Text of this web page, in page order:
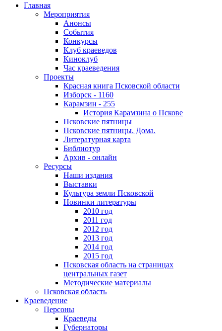
Главная
Мероприятия
Анонсы
События
Конкурсы
Клуб краеведов
Киноклуб
Час краеведения
Проекты
Красная книга Псковской области
Изборск - 1160
Карамзин - 255
История Карамзина о Пскове
Псковские пятницы
Псковские пятницы. Дома.
Литературная карта
Библиотур
Архив - онлайн
Ресурсы
Наши издания
Выставки
Культура земли Псковской
Новинки литературы
2010 год
2011 год
2012 год
2013 год
2014 год
2015 год
Псковская область на страницах
центральных газет
Методические материалы
Псковская область
Краеведение
Персоны
Краеведы
Губернаторы